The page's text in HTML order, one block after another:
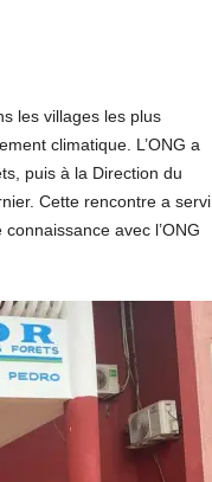
les villages les plus
climatique. L’ONG a
puis à la Direction du
Cette rencontre a servi
avec l’ONG